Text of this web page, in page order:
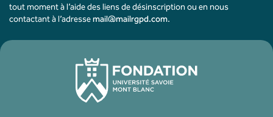
tout moment à l’aide des liens de désinscription ou en nous
contactant à l’adressemail@mailrgpd.com.